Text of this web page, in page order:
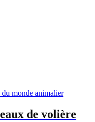
monde animalier
de volière